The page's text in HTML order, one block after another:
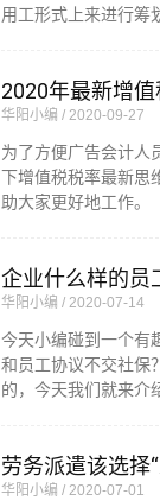
用工形式上来进行筹
2020年最新增
华阳小编 2020-09-27
为了方便广告会计人
下增值税税率最新思
助大家更好地工作。
企业什么样的员
华阳小编 2020-07-14
今天小编碰到一个有
和员工协议不交社保
的，今天我们就来介
劳务派遣该选择
华阳小编 2020-07-01